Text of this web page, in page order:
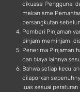
dikuasai Pengguna,
mekanisme
bersangkutan
Pemberi Pinjaman
pinjam meminjam,
Penerima Pinjaman
dan biaya lainnya
Bahwa setiap
dilaporkan
luas sesuai